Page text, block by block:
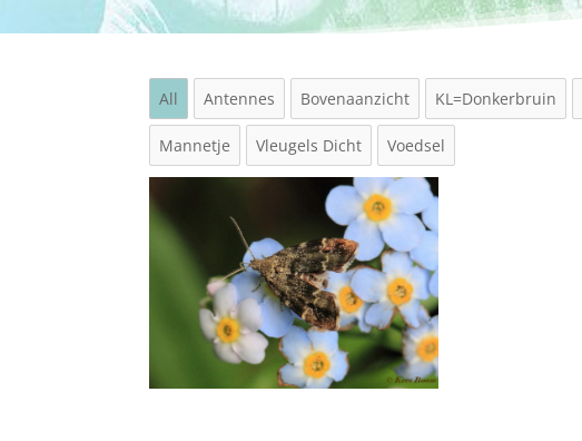
All Antennes Bovenaanzicht KL=Donkerbruin
Mannetje Vleugels Dicht Voedsel